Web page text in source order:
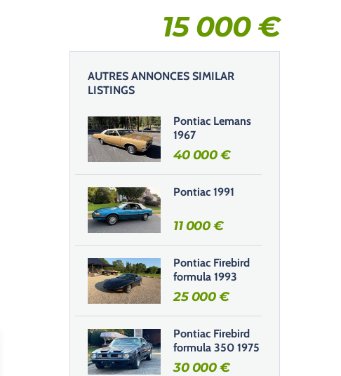
15 000€
AUTRES ANNONCES SIMILAR
LISTINGS
Pontiac Lemans
1967
40 000€
Pontiac 1991
11 000€
Pontiac Firebird
formula 1993
25 000€
Pontiac Firebird
formula 350 1975
30 000€